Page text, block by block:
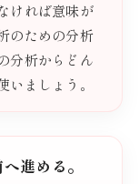
ければ意味が
のための分析
分析からどん
ましょう。
進める。